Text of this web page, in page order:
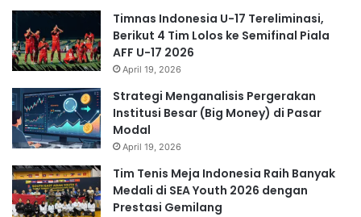
Timnas Indonesia U-17 Tereliminasi,
Berikut 4 Tim Lolos ke Semifinal Piala
AFF U-17 2026
April 19, 2026
Strategi Menganalisis Pergerakan
Institusi Besar (Big Money) di Pasar
Modal
April 19, 2026
Tim Tenis Meja Indonesia Raih Banyak
Medali di SEA Youth 2026 dengan
Prestasi Gemilang